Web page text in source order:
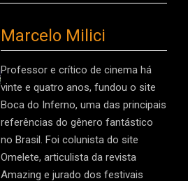
Marcelo Milici
Professor e crítico de cinema há
vinte e quatro anos, fundou o site
Boca do Inferno, uma das principais
referências do gênero fantástico
no Brasil. Foi colunista do site
Omelete, articulista da revista
Amazing e jurado dos festivais